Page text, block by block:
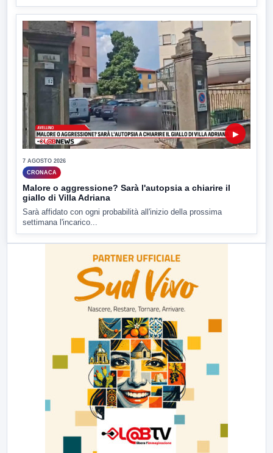
▶
7 AGOSTO 2026
CRONACA
Malore o aggressione? Sarà l'autopsia a chiarire il
giallo di Villa Adriana
Sarà affidato con ogni probabilità all'inizio della prossima
settimana l'incarico...